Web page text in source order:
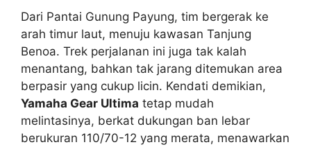
Dari Pantai Gunung Payung, tim bergerak ke
arah timur laut, menuju kawasan Tanjung
Benoa. Trek perjalanan ini juga tak kalah
menantang, bahkan tak jarang ditemukan area
berpasir yang cukup licin. Kendati demikian,
Yamaha Gear Ultima tetap mudah
melintasinya, berkat dukungan ban lebar
berukuran 110/70-12 yang merata, menawarkan